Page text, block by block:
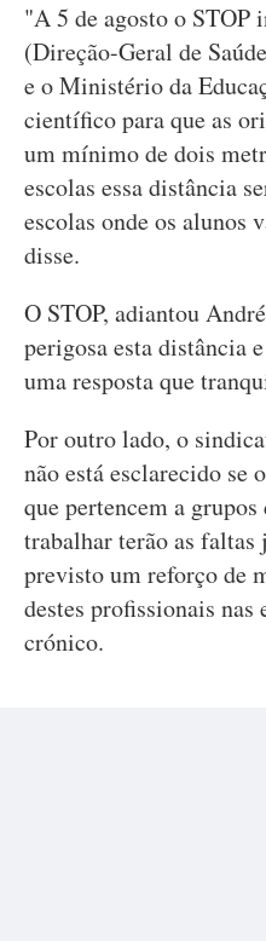
"A 5 de agosto o STOP
(Direção-Geral de
e o Ministério da
científico para que as
um mínimo de dois
escolas essa distância
escolas onde os alunos
disse.
O STOP, adiantou
perigosa esta distância
uma resposta que
Por outro lado, o
não está esclarecido se
que pertencem a
trabalhar terão as faltas
previsto um reforço de
destes profissionais
crónico.